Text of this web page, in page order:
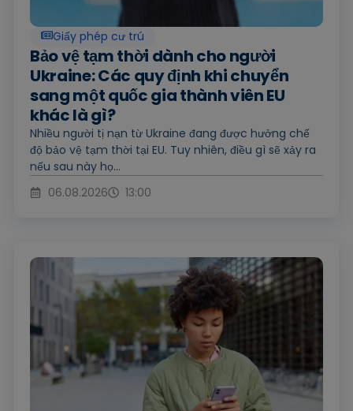
Giấy phép cư trú
Bảo vệ tạm thời dành cho người
Ukraine: Các quy định khi chuyển
sang một quốc gia thành viên EU
khác là gì?
Nhiều người tị nạn từ Ukraine đang được hưởng chế
độ bảo vệ tạm thời tại EU. Tuy nhiên, điều gì sẽ xảy ra
nếu sau này họ...
06.08.2026
13:00